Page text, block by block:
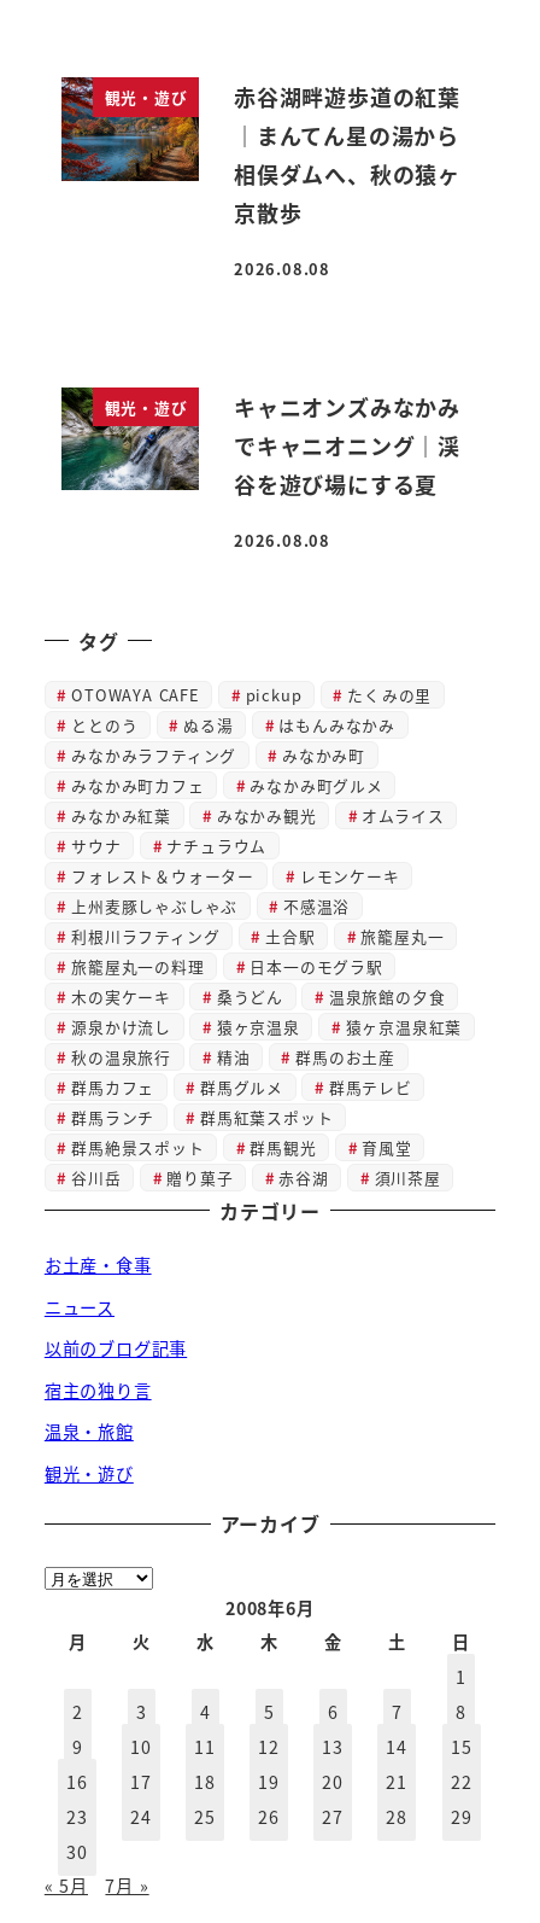
観光・遊び
赤谷湖畔遊歩道の紅葉
｜まんてん星の湯から
相俣ダムへ、秋の猿ヶ
京散歩
投稿日
2026.08.08
観光・遊び
キャニオンズみなかみ
でキャニオニング｜渓
谷を遊び場にする夏
投稿日
2026.08.08
タグ
OTOWAYA CAFE pickup
たくみの里
ととのう
ぬる湯
はもんみなかみ
みなかみラフティング
みなかみ町
みなかみ町カフェ
みなかみ町グルメ
みなかみ紅葉
みなかみ観光
オムライス
サウナ
ナチュラウム
フォレスト＆ウォーター
レモンケーキ
上州麦豚しゃぶしゃぶ
不感温浴
利根川ラフティング
土合駅
旅籠屋丸一
旅籠屋丸一の料理
日本一のモグラ駅
木の実ケーキ
桑うどん
温泉旅館の夕食
源泉かけ流し
猿ヶ京温泉
猿ヶ京温泉紅葉
秋の温泉旅行
精油
群馬のお土産
群馬カフェ
群馬グルメ
群馬テレビ
群馬ランチ
群馬紅葉スポット
群馬絶景スポット
群馬観光
育風堂
谷川岳
贈り菓子 赤谷湖 須川茶屋
カテゴリー
お土産・食事
ニュース
以前のブログ記事
宿主の独り言
温泉・旅館
観光・遊び
アーカイブ
ア
2008年6月
月
火 水 木 金 土
日
1
2
3 4 5 6 7
8
9
10 11 12 13 14
15
16
17 18 19 20 21
22
23
24 25 26 27 28
29
30
« 5月
7月 »